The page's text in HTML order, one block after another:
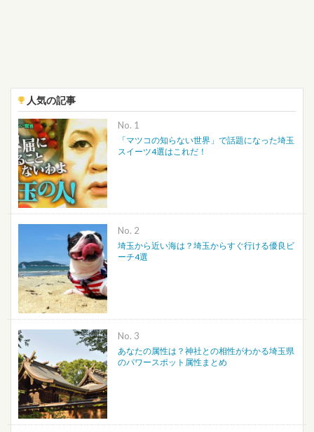
人気の記事
No.
「マツコの知らない世界」で話題になった埼玉
スイーツ4選はこれだ！
No.
埼玉から近い海は？埼玉からすぐ行ける優良ビ
ーチ4選
No.
あなたの属性は？神社との相性がわかる埼玉県
のパワースポット属性まとめ